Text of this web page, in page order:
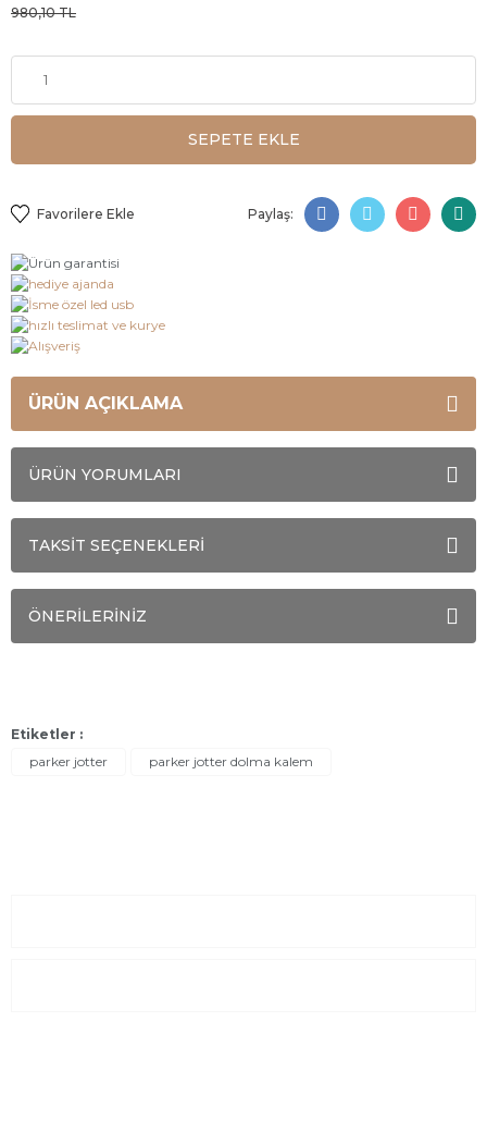
980,10 TL
SEPETE EKLE
Paylaş:
ÜRÜN AÇIKLAMA
ÜRÜN YORUMLARI
TAKSİT SEÇENEKLERİ
ÖNERİLERİNİZ
Etiketler :
parker jotter
parker jotter dolma kalem